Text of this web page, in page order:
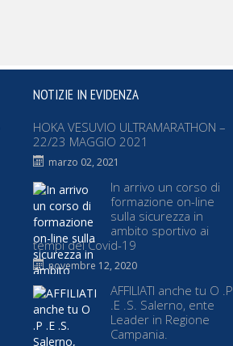
NOTIZIE IN EVIDENZA
HOKA VESUVIO ULTRAMARATHON –
22/23 MAGGIO 2021
marzo 02, 2021
In arrivo un corso di
formazione on-line
sulla sicurezza in
ambito sportivo ai
tempi del Covid-19
novembre 12, 2020
AFFILIATI anche tu O .P
.E .S. Salerno, ente
Leader in Regione
Campania.